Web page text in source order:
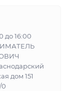
до 16:00
дом 151
0